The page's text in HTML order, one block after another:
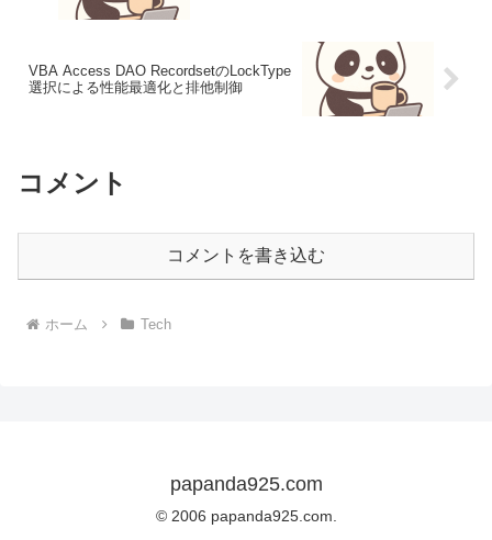
VBA Access DAO RecordsetのLockType
選択による性能最適化と排他制御
コメント
コメントを書き込む
ホーム Tech
papanda925.com
© 2006 papanda925.com.